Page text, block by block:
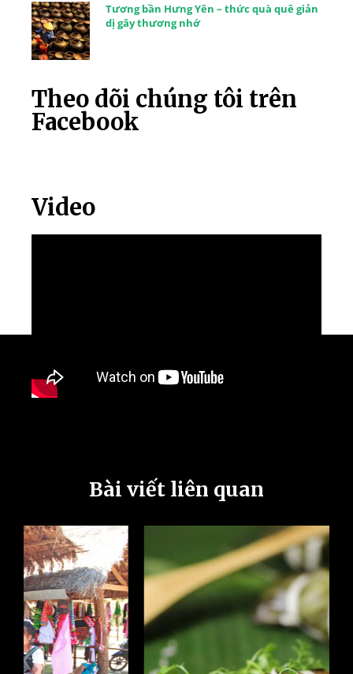
Tương bần Hưng Yên – thức quà quê giản
dị gây thương nhớ
Theo dõi chúng tôi trên
Facebook
Video
Bài viết liên quan